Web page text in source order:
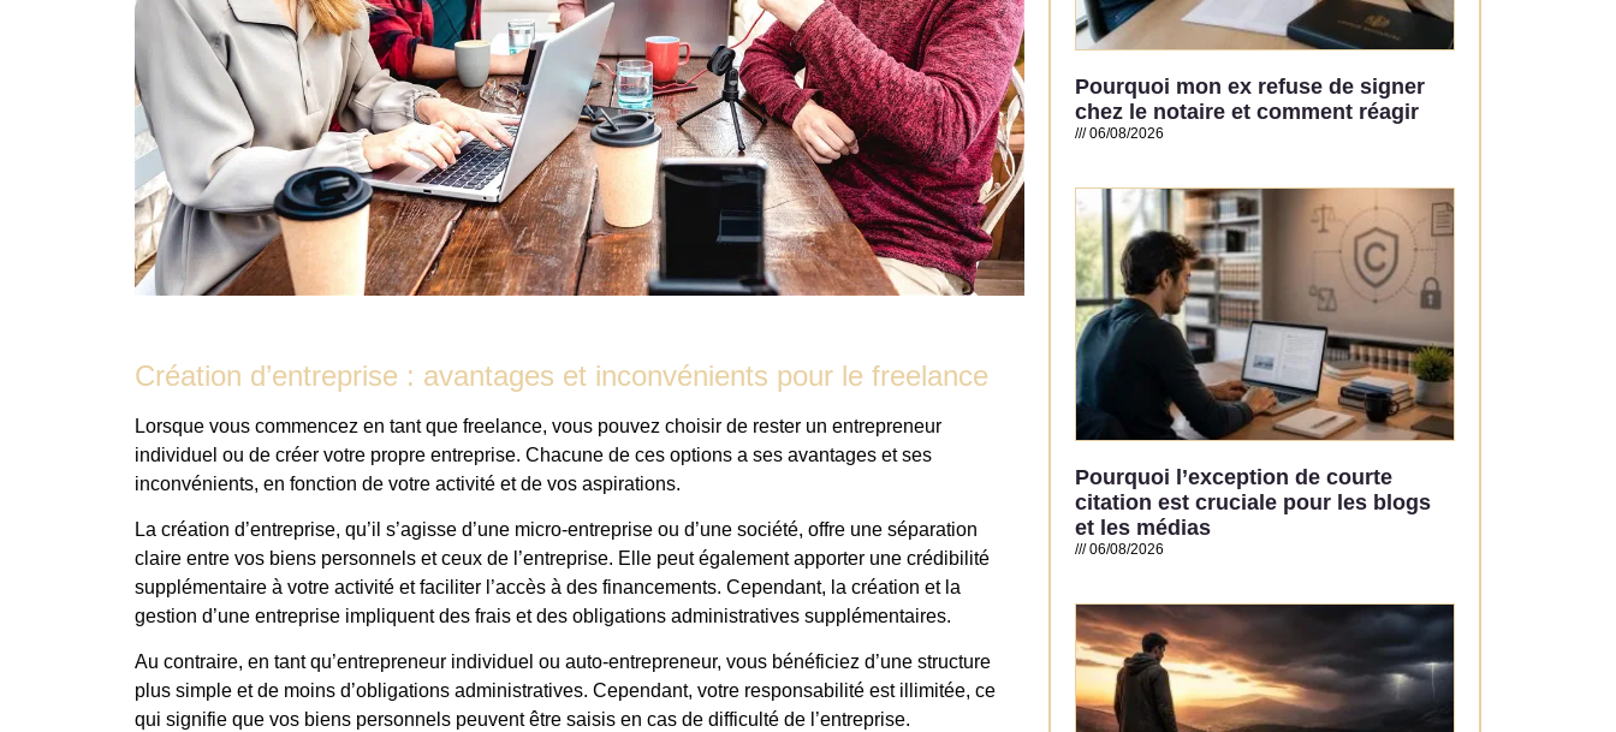
Création d’entreprise : avantages et inconvénients pour le freelance
Lorsque vous commencez en tant que freelance, vous pouvez choisir de rester un entrepreneur
individuel ou de créer votre propre entreprise. Chacune de ces options a ses avantages et ses
inconvénients, en fonction de votre activité et de vos aspirations.
La création d’entreprise, qu’il s’agisse d’une micro-entreprise ou d’une société, offre une séparation
claire entre vos biens personnels et ceux de l’entreprise. Elle peut également apporter une crédibilité
supplémentaire à votre activité et faciliter l’accès à des financements. Cependant, la création et la
gestion d’une entreprise impliquent des frais et des obligations administratives supplémentaires.
Au contraire, en tant qu’entrepreneur individuel ou auto-entrepreneur, vous bénéficiez d’une structure
plus simple et de moins d’obligations administratives. Cependant, votre responsabilité est illimitée, ce
qui signifie que vos biens personnels peuvent être saisis en cas de difficulté de l’entreprise.
Pourquoi mon ex refuse de signer
chez le notaire et comment réagir
06/08/2026
Pourquoi l’exception de courte
citation est cruciale pour les blogs
et les médias
06/08/2026